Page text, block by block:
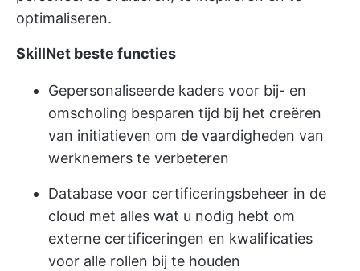
optimaliseren.
SkillNet beste functies
Gepersonaliseerde kaders voor bij- en
omscholing besparen tijd bij het creëren
van initiatieven om de vaardigheden van
werknemers te verbeteren
Database voor certificeringsbeheer in de
cloud met alles wat u nodig hebt om
externe certificeringen en kwalificaties
voor alle rollen bij te houden